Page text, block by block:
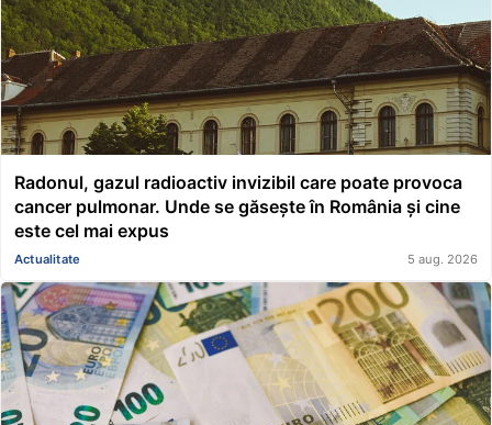
Radonul, gazul radioactiv invizibil care poate provoca
cancer pulmonar. Unde se găsește în România și cine
este cel mai expus
Actualitate 5 aug. 2026